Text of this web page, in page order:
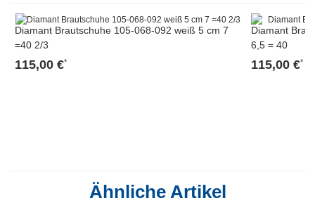
Diamant Brautschuhe 105-068-092 weiß 5 cm 7
=40 2/3
115,00 €*
Diamant
6,5 = 40
115,00 €*
Ähnliche Artikel